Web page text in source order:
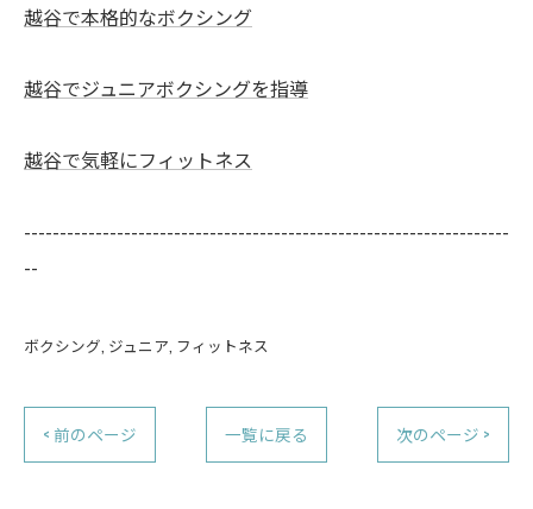
越谷で本格的なボクシング
越谷でジュニアボクシングを指導
越谷で気軽にフィットネス
--------------------------------------------------------------------
--
ボクシング ジュニア フィットネス
< 前のページ 一覧に戻る 次のページ >